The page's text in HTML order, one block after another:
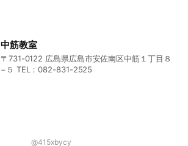
中筋教室
〒731-0122 広島県広島市安佐南区中筋１丁目８
−５ TEL：082-831-2525
@415xbycy